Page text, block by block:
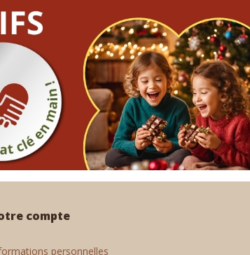
compte
personnelles